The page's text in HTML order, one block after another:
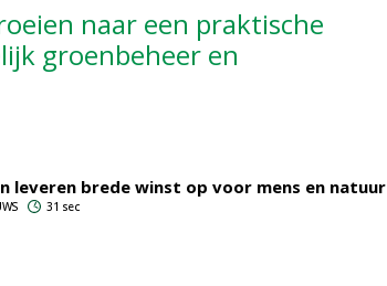
naar een praktische
groenbeheer en
leveren brede winst op voor mens en natuur
31 sec